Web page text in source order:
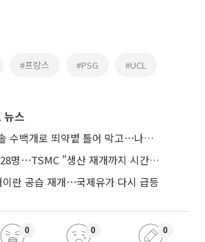
#프랑스 #PSG #UCL
뉴스
초대형 자동 파라솔 수백개로 뙤약볕 틀어 막고⋯나라별 폭염 생존법
일본 강진 사망자 28명⋯TSMC "생산 재개까지 시간 필요해"
이란 공습 재개⋯국제유가 다시 급등
0 0 0